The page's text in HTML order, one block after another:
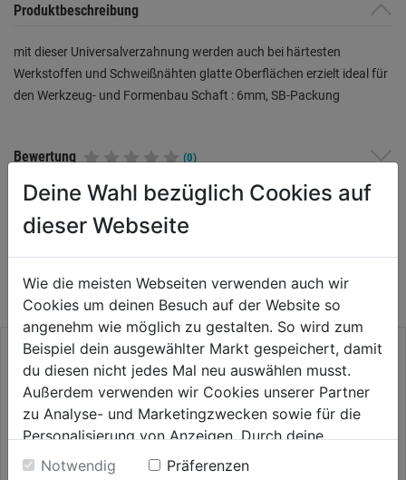
Produktbeschreibung
mit dieser Universalverzahnung werden auch bei härtesten
Werkstoffen und Schweißnähten glatte Oberflächen erzielt ideal für
den Werkzeug- und Formenbau Schaft : 6mm, SB-Packung
Bewertung (0)
KATEGORIE
Deine Wahl bezüglich Cookies auf
dieser Webseite
Wie die meisten Webseiten verwenden auch wir
Cookies um deinen Besuch auf der Website so
angenehm wie möglich zu gestalten. So wird zum
Beispiel dein ausgewählter Markt gespeichert, damit
du diesen nicht jedes Mal neu auswählen musst.
Außerdem verwenden wir Cookies unserer Partner
zu Analyse- und Marketingzwecken sowie für die
Personalisierung von Anzeigen. Durch deine
Einwilligung werden die Daten von Drittanbieter,
Notwendig
Präferenzen